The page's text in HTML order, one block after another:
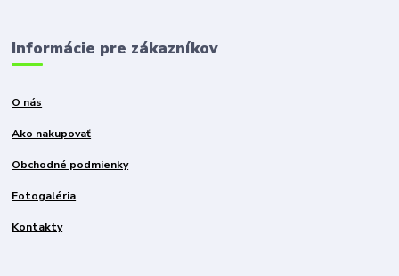
Informácie pre zákazníkov
O nás
Ako nakupovať
Obchodné podmienky
Fotogaléria
Kontakty